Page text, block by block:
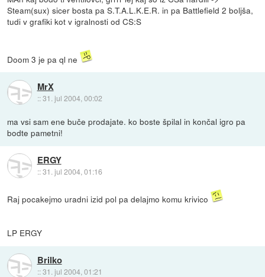
Steam(sux) sicer bosta pa S.T.A.L.K.E.R. in pa Battlefield 2 boljša,
tudi v grafiki kot v igralnosti od CS:S
Doom 3 je pa ql ne
MrX
::31. jul 2004, 00:02
ma vsi sam ene buče prodajate. ko boste špilal in končal igro pa
bodte pametni!
ERGY
::31. jul 2004, 01:16
Raj pocakejmo uradni izid pol pa delajmo komu krivico
LP ERGY
Brilko
::31. jul 2004, 01:21